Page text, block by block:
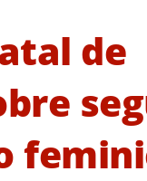
de